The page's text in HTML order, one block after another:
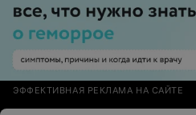
ЭФФЕКТИВНАЯ РЕКЛАМА НА САЙТЕ